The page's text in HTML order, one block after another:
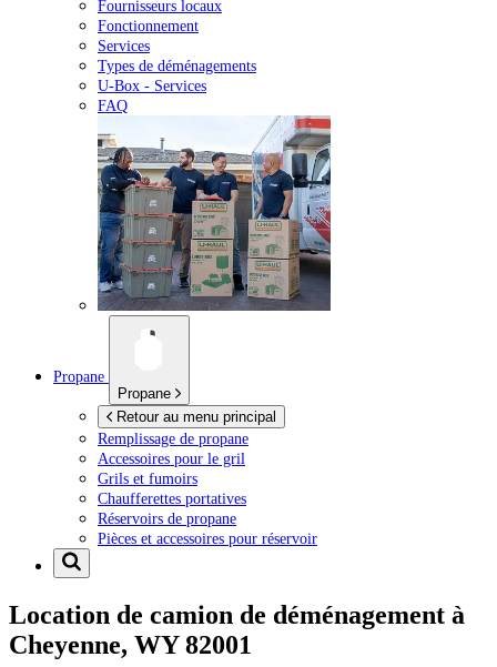
Fournisseurs locaux
Fonctionnement
Services
Types de déménagements
U-Box - Services
FAQ
Propane
Propane
Retour au menu principal
Remplissage de propane
Accessoires pour le gril
Grils et fumoirs
Chaufferettes portatives
Réservoirs de propane
Pièces et accessoires pour réservoir
Location de camion de déménagement à
Cheyenne, WY 82001